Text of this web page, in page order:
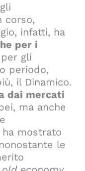
corso,
infatti, ha
per i
gli
periodo,
il Dinamico.
dai mercati
ma anche
ha mostrato
le